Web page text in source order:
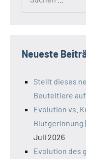
Neueste
Stellt dieses
Beuteltiere
Evolution vs.
Blutgerinnung
Juli 2026
Evolution des